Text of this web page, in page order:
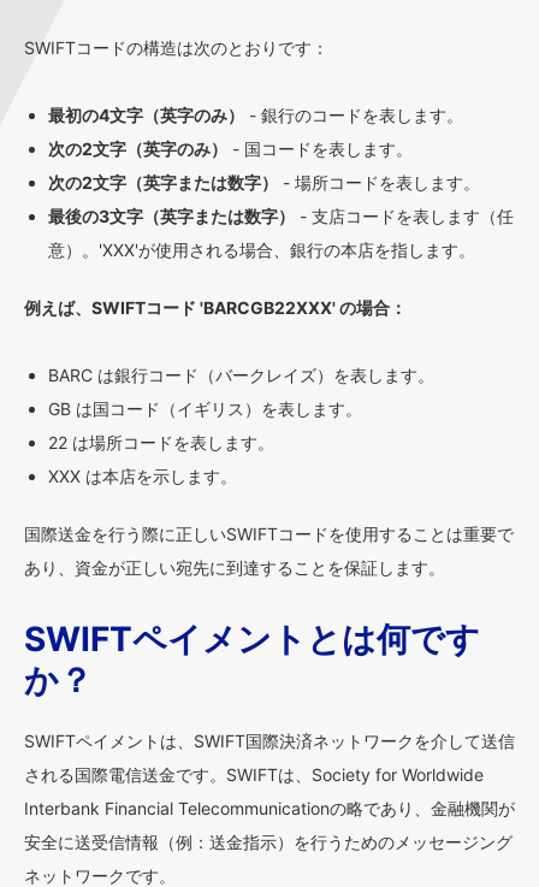
SWIFTコードの構造は次のとおりです：
最初の4文字（英字のみ）
- 銀行のコードを表します。
次の2文字（英字のみ）
- 国コードを表します。
次の2文字（英字または数字）
- 場所コードを表します。
最後の3文字（英字または数字）
- 支店コードを表します（任
意）。'XXX'が使用される場合、銀行の本店を指します。
例えば、SWIFTコード 'BARCGB22XXX' の場合：
BARC は銀行コード（バークレイズ）を表します。
GB は国コード（イギリス）を表します。
22 は場所コードを表します。
XXX は本店を示します。
国際送金を行う際に正しいSWIFTコードを使用することは重要で
あり、資金が正しい宛先に到達することを保証します。
SWIFTペイメントとは何です
か？
SWIFTペイメントは、SWIFT国際決済ネットワークを介して送信
される国際電信送金です。SWIFTは、Society for Worldwide
Interbank Financial Telecommunicationの略であり、金融機関が
安全に送受信情報（例：送金指示）を行うためのメッセージング
ネットワークです。